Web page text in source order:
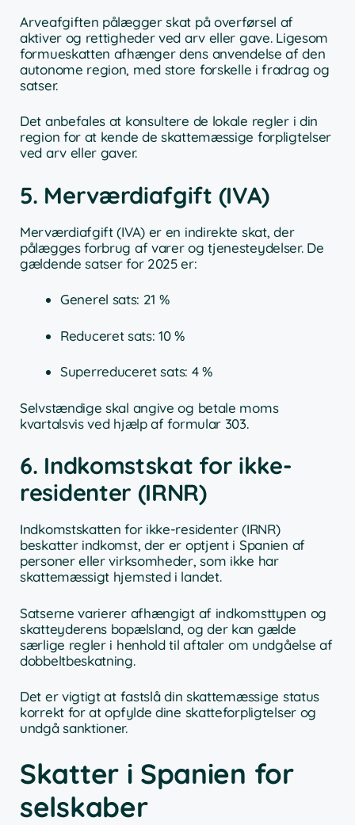
Arveafgiften pålægger skat på overførsel af
aktiver og rettigheder ved arv eller gave. Ligesom
formueskatten afhænger dens anvendelse af den
autonome region, med store forskelle i fradrag og
satser.
Det anbefales at konsultere de lokale regler i din
region for at kende de skattemæssige forpligtelser
ved arv eller gaver.
5. Merværdiafgift (IVA)
Merværdiafgift (IVA) er en indirekte skat, der
pålægges forbrug af varer og tjenesteydelser. De
gældende satser for 2025 er:
Generel sats: 21 %
Reduceret sats: 10 %
Superreduceret sats: 4 %
Selvstændige skal angive og betale moms
kvartalsvis ved hjælp af formular 303.
6. Indkomstskat for ikke-
residenter (IRNR)
Indkomstskatten for ikke-residenter (IRNR)
beskatter indkomst, der er optjent i Spanien af
personer eller virksomheder, som ikke har
skattemæssigt hjemsted i landet.
Satserne varierer afhængigt af indkomsttypen og
skatteyderens bopælsland, og der kan gælde
særlige regler i henhold til aftaler om undgåelse af
dobbeltbeskatning.
Det er vigtigt at fastslå din skattemæssige status
korrekt for at opfylde dine skatteforpligtelser og
undgå sanktioner.
Skatter i Spanien for
selskaber